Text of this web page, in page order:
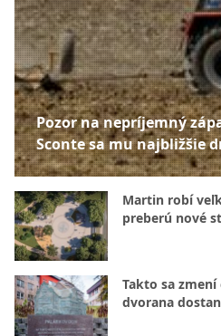
Pozor na nepríjemný
Sconte sa mu najbližšie
Martin robí
preberú nové
Takto sa
dvorana